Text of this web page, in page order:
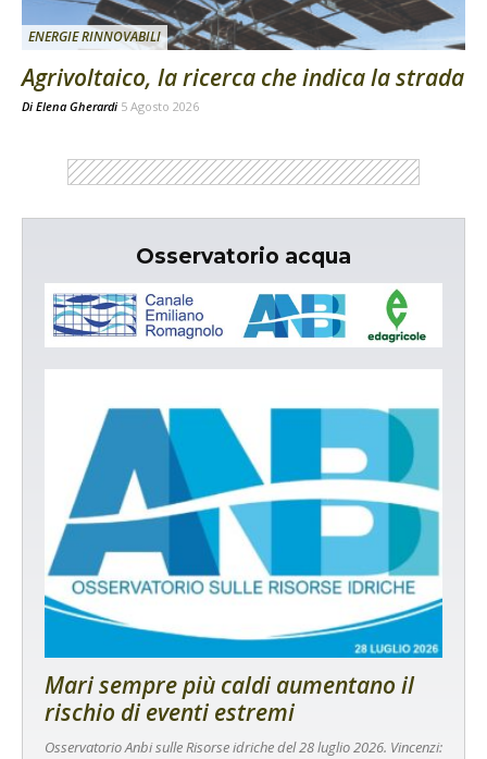
ENERGIE RINNOVABILI
Agrivoltaico, la ricerca che indica la strada
Di Elena Gherardi 5 Agosto 2026
Osservatorio acqua
Mari sempre più caldi aumentano il
rischio di eventi estremi
Osservatorio Anbi sulle Risorse idriche del 28 luglio 2026. Vincenzi: